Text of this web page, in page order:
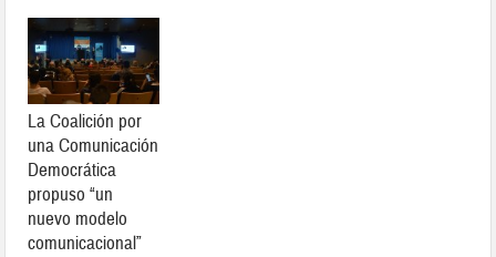
La Coalición por
una Comunicación
Democrática
propuso “un
nuevo modelo
comunicacional”